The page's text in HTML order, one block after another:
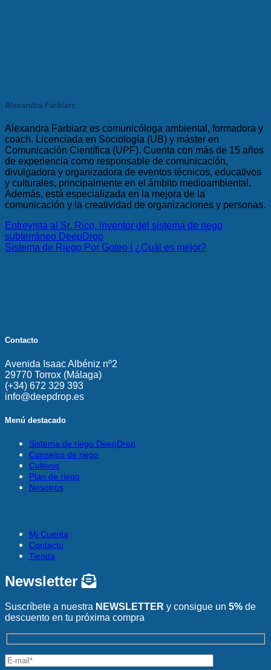
Alexandra Farbiarz
Alexandra Farbiarz es comunicóloga ambiental, formadora y
coach. Licenciada en Sociología (UB) y máster en
Comunicación Científica (UPF). Cuenta con más de 15 años
de experiencia como responsable de comunicación,
divulgadora y organizadora de eventos técnicos, educativos
y culturales, principalmente en el ámbito medioambiental.
Además, está especializada en la mejora de la
comunicación y la creatividad de organizaciones y personas.
Entrevista al Sr. Rico, inventor del sistema de riego
subterráneo DeepDrop
Sistema de Riego Por Goteo | ¿Cuál es mejor?
Contacto
Avenida Isaac Albéniz nº2
29770 Torrox (Málaga)
(+34) 672 329 393
info@deepdrop.es
Menú destacado
Sistema de riego DeepDrop
Consejos de riego
Cultivos
Plan de riego
Nosotros
Mi Cuenta
Contacto
Tienda
Newsletter
Suscríbete a nuestra NEWSLETTER y consigue un 5% de
descuento en tu próxima compra